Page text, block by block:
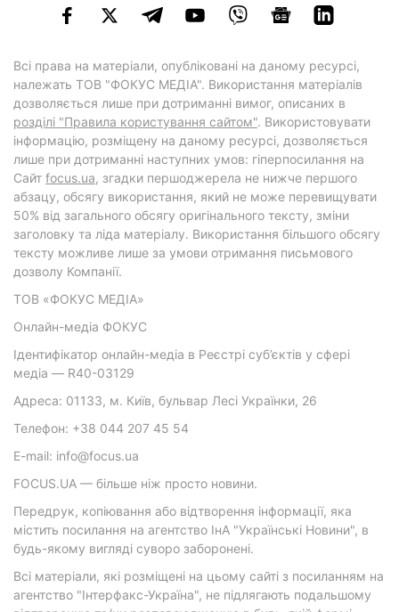
Всі права на матеріали, опубліковані на даному ресурсі,
належать ТОВ "ФОКУС МЕДІА". Використання матеріалів
дозволяється лише при дотриманні вимог, описаних в
розділі "Правила користування сайтом". Використовувати
інформацію, розміщену на даному ресурсі, дозволяється
лише при дотриманні наступних умов: гіперпосилання на
Cайт focus.ua, згадки першоджерела не нижче першого
абзацу, обсягу використання, який не може перевищувати
50% від загального обсягу оригінального тексту, зміни
заголовку та ліда матеріалу. Використання більшого обсягу
тексту можливе лише за умови отримання письмового
дозволу Компанії.
ТОВ «ФОКУС МЕДІА»
Онлайн-медіа ФОКУС
Ідентифікатор онлайн-медіа в Реєстрі суб’єктів у сфері
медіа — R40-03129
Адреса: 01133, м. Київ, бульвар Лесі Українки, 26
Телефон: +38 044 207 45 54
E-mail: info@focus.ua
FOCUS.UA — більше ніж просто новини.
Передрук, копіювання або відтворення інформації, яка
містить посилання на агентство ІнА "Українські Новини", в
будь-якому вигляді суворо заборонені.
Всі матеріали, які розміщені на цьому сайті з посиланням на
агентство "Інтерфакс-Україна", не підлягають подальшому